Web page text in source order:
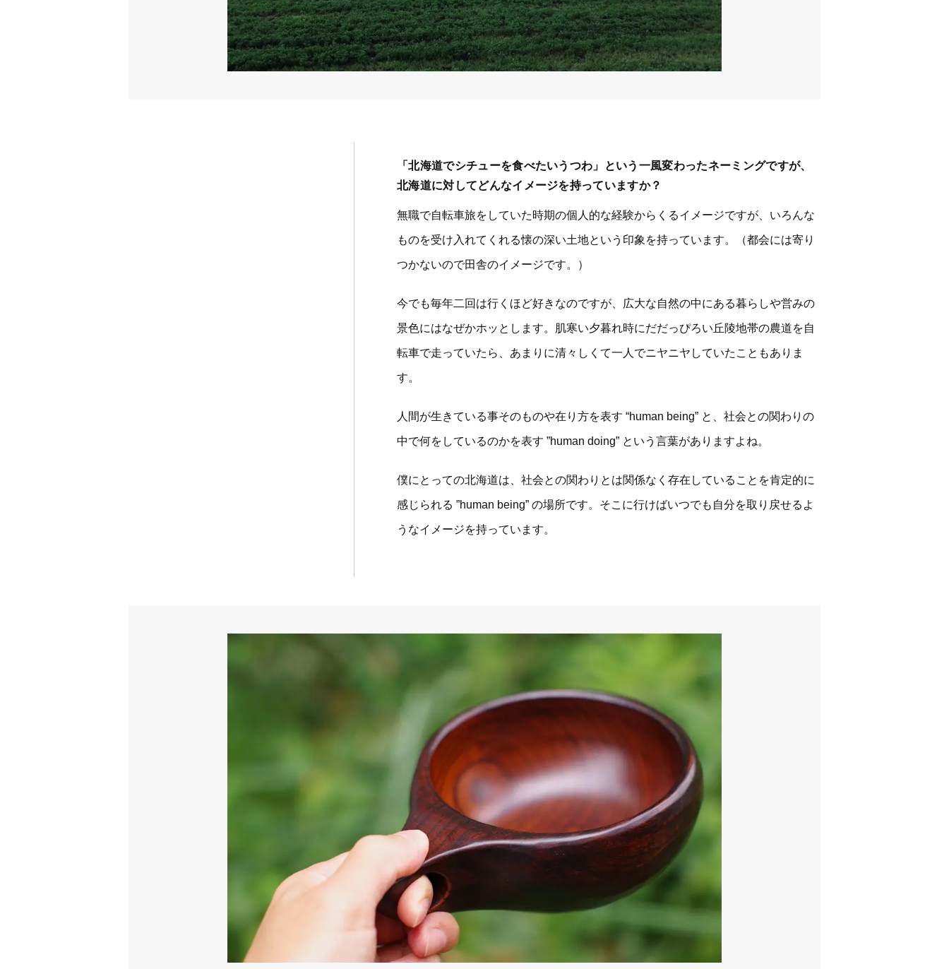
「北海道でシチューを食べたいうつわ」という一風変わったネーミングですが、
北海道に対してどんなイメージを持っていますか？
無職で自転車旅をしていた時期の個人的な経験からくるイメージですが、いろんな
ものを受け入れてくれる懐の深い土地という印象を持っています。（都会には寄り
つかないので田舎のイメージです。）
今でも毎年二回は行くほど好きなのですが、広大な自然の中にある暮らしや営みの
景色にはなぜかホッとします。肌寒い夕暮れ時にだだっぴろい丘陵地帯の農道を自
転車で走っていたら、あまりに清々しくて一人でニヤニヤしていたこともありま
す。
人間が生きている事そのものや在り方を表す “human being” と、社会との関わりの
中で何をしているのかを表す ”human doing” という言葉がありますよね。
僕にとっての北海道は、社会との関わりとは関係なく存在していることを肯定的に
感じられる ”human being” の場所です。そこに行けばいつでも自分を取り戻せるよ
うなイメージを持っています。